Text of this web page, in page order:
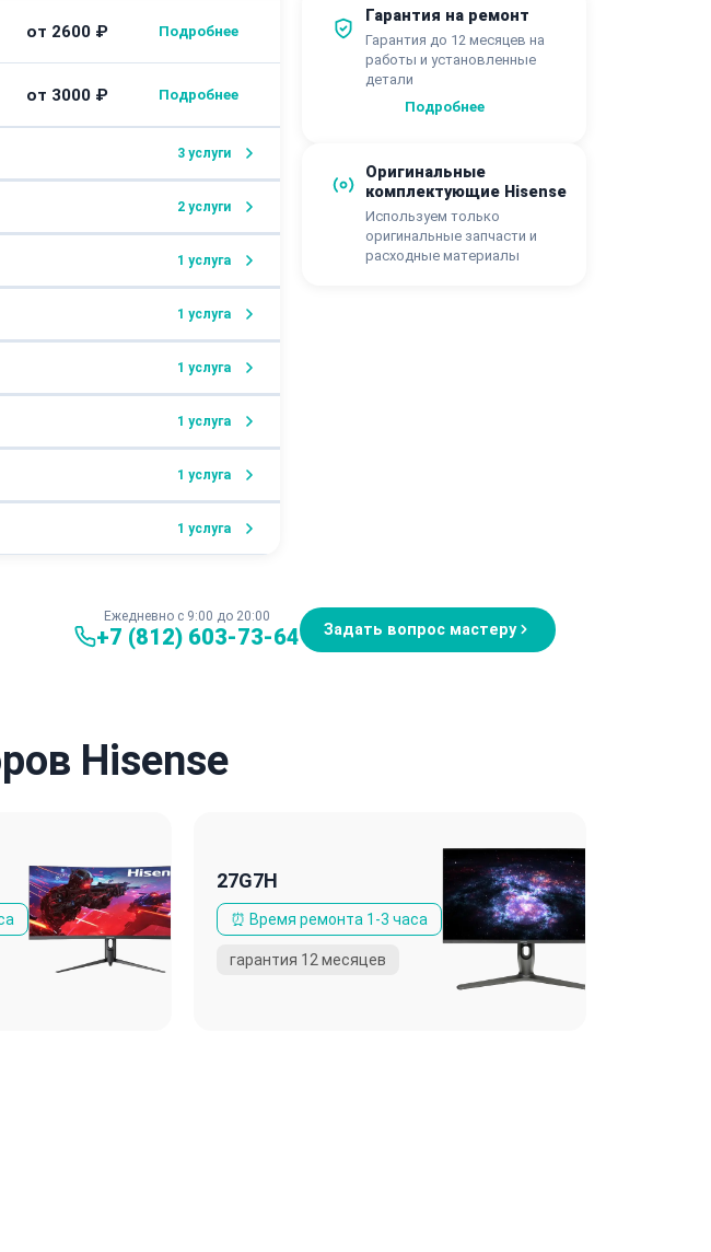
от 2600 ₽
от 3000 ₽
3 услуги
от 100000 ₽
2 услуги
1 услуга
1 услуга
1 услуга
1 услуга
1 услуга
1 услуга
Гарантия на ремонт
Гарантия до 12 месяцев на
работы и установленные
детали
Подробнее
Оригинальные
комплектующие Hisense
Используем только
оригинальные запчасти и
расходные материалы
Ежедневно с 9:00 до 20:00
+7 (812) 603-73-64 Задать вопрос мастеру
Hisense
27G7H